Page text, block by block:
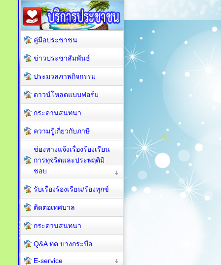
คู่มือประชาชน
ข่าวประชาสัมพันธ์
ประมวลภาพกิจกรรม
ดาวน์โหลดแบบฟอร์ม
กระดานสนทนา
ความรู้เกี่ยวกับภาษี
ช่องทางแจ้งเรื่องร้องเรียน
การทุจริตและประพฤติมิ
ชอบ
รับเรื่องร้องเรียน/ร้องทุกข์
ติดต่อเทศบาล
กระดานสนทนา
Q&A ทต.บางกระบือ
E-service